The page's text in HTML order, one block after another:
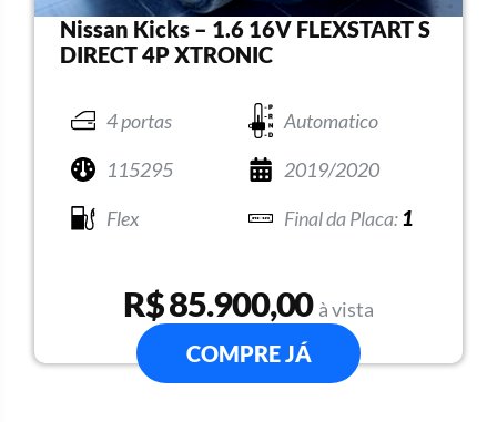
Nissan Kicks – 1.6 16V FLEXSTART S
DIRECT 4P XTRONIC
4 portas
Automatico
115295
2019/2020
Flex
1
R$ 85.900,00 à vista
COMPRE JÁ